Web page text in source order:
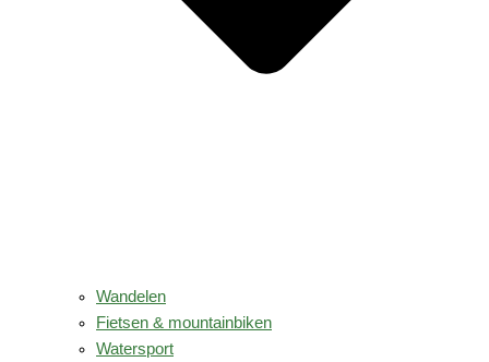
Wandelen
Fietsen & mountainbiken
Watersport